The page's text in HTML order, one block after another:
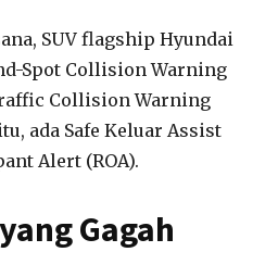
SUV flagship Hyundai
Spot Collision Warning
Collision Warning
ada Safe Keluar Assist
Alert (ROA).
Gagah